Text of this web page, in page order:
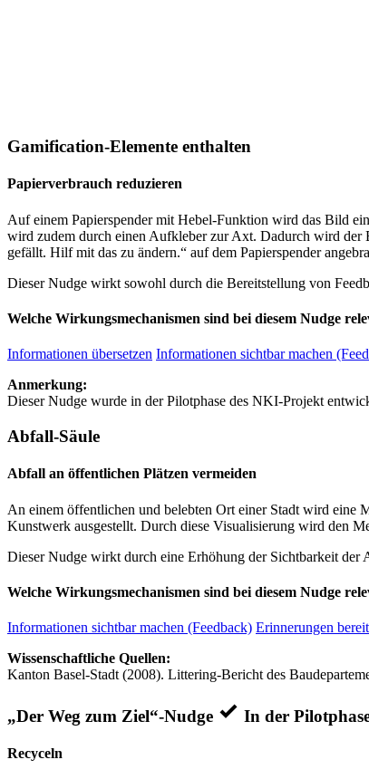
Gamification-Elemente enthalten
Papierverbrauch reduzieren
Auf einem Papierspender mit Hebel-Funktion wird das Bild
wird zudem durch einen Aufkleber zur Axt. Dadurch wird der
gefällt. Hilf mit das zu ändern.“ auf dem Papierspender
Dieser Nudge wirkt sowohl durch die Bereitstellung von
Welche Wirkungsmechanismen sind bei diesem Nudge
Informationen übersetzen Informationen sichtbar machen
Anmerkung:
Dieser Nudge wurde in der Pilotphase des NKI-Projekt
Abfall-Säule
Abfall an öffentlichen Plätzen vermeiden
An einem öffentlichen und belebten Ort einer Stadt wird eine
Kunstwerk ausgestellt. Durch diese Visualisierung wird den
Dieser Nudge wirkt durch eine Erhöhung der Sichtbarkeit der
Welche Wirkungsmechanismen sind bei diesem Nudge
Informationen sichtbar machen (Feedback) Erinnerungen
Wissenschaftliche Quellen:
Kanton Basel-Stadt (2008). Littering-Bericht des
„Der Weg zum Ziel“-Nudge In der
Recyceln